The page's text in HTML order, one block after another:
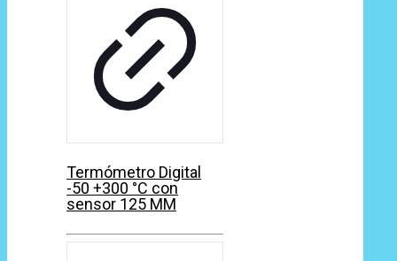
Termómetro Digital
-50 +300 °C con
sensor 125 MM